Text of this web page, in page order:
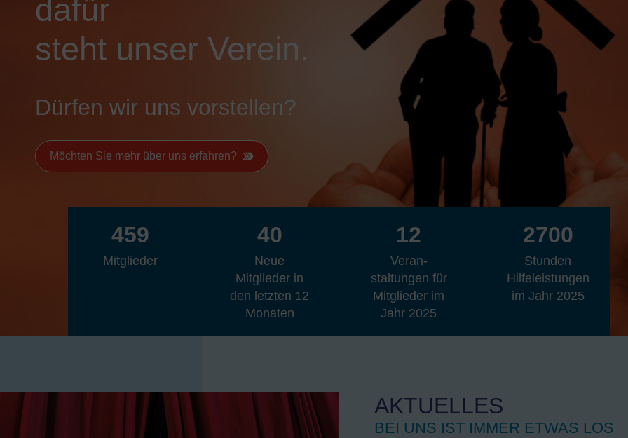
dafür
steht unser Verein.
Dürfen wir uns vorstellen?
Möchten Sie mehr über uns erfahren?
459
Mitglieder
40
Neue
Mitglieder in
den letzten 12
Monaten
12
Veran­­
staltungen für
Mitglieder im
Jahr 2025
2700
Stunden
Hilfe­­leistungen
im Jahr 2025
AKTUELLES
BEI UNS IST IMMER ETWAS LOS